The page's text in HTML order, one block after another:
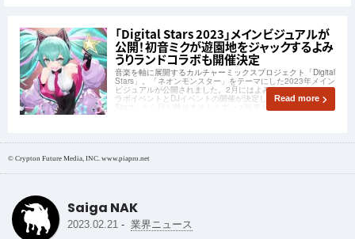
「Digital Stars 2023」メインビジュアルが
公開！初音ミクが遊園地をジャックするよみ
うりランドコラボも開催決定
音楽を軸に展開するカルチャーミックスプロジェクト「Digital
Stars」。「ネオンモンスター」をテーマにした2023年メイン
ビジュアルが公開されました。2月にはよみうりランドとのコ
ラボイベントとDJイベントの開催が決定し、今年も「Digital
Stars」から目が離せません！グッズ販売もお見逃しなく。
Read more
© Crypton Future Media, INC. www.piapro.net
Saiga NAK
2023.02.21 - 業界ニュース